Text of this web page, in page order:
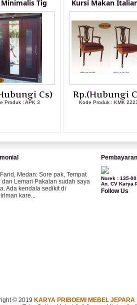
Tig
Cs)
Produk : APK 3
Kursi Makan
Rp.(Hubungi
Kode Produk : KMK
Medan: Sore pak, Tempat
dan Lemari Pakaian sudah saya
Ada kendala sedikit di
kare...
Pembayaran
Norek : 135-
An. CV Karya
Follow Us
© 2019 KARYA PRIBOEMI MEBEL